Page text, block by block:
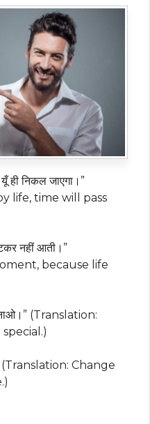
ही निकल जाएगा।”
life, time will pass
नहीं आती।”
because life
(Translation:
(Translation: Change